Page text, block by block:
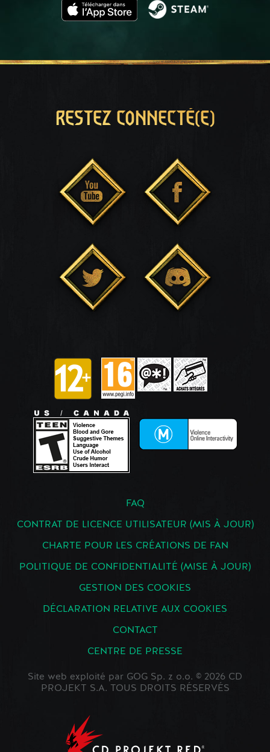
RESTEZ CONNECTÉ(E)
FAQ
CONTRAT DE LICENCE UTILISATEUR (MIS À JOUR)
CHARTE POUR LES CRÉATIONS DE FAN
POLITIQUE DE CONFIDENTIALITÉ (MISE À JOUR)
GESTION DES COOKIES
DÉCLARATION RELATIVE AUX COOKIES
CONTACT
CENTRE DE PRESSE
Site web exploité par GOG Sp. z o.o. © 2026 CD
PROJEKT S.A. TOUS DROITS RÉSERVÉS